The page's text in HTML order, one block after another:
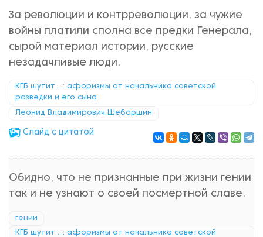
За революции и контрреволюции, за чужие
войны платили сполна все предки Генерала,
сырой материал истории, русские
незадачливые люди.
КГБ шутит ...: афоризмы от начальника советской
разведки и его сына
Леонид Владимирович Шебаршин
Cлайд с цитатой
Обидно, что не признанные при жизни гении
так и не узнают о своей посмертной славе.
гении
КГБ шутит ...: афоризмы от начальника советской